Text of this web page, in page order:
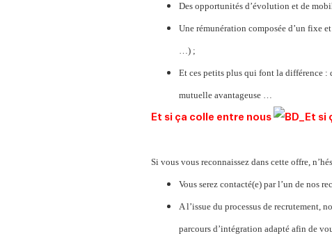
Des opportunités d’évolution et de
Une rémunération composée d’un fixe
…) ;
Et ces petits plus qui font la différence :
mutuelle avantageuse …
Et si ça colle entre nous
Si vous vous reconnaissez dans cette offre,
Vous serez contacté(e) par l’un de nos
A l’issue du processus de recrutement,
parcours d’intégration adapté afin de